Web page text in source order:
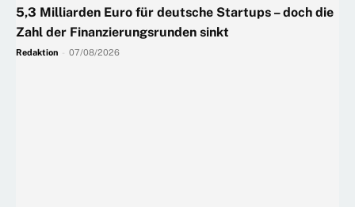
5,3 Milliarden Euro für deutsche Startups – doch die
Zahl der Finanzierungsrunden sinkt
Redaktion 07/08/2026